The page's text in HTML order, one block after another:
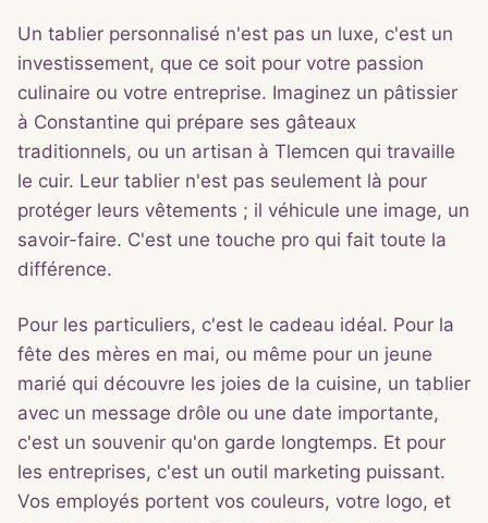
Un tablier personnalisé n'est pas un luxe, c'est un
investissement, que ce soit pour votre passion
culinaire ou votre entreprise. Imaginez un pâtissier
à Constantine qui prépare ses gâteaux
traditionnels, ou un artisan à Tlemcen qui travaille
le cuir. Leur tablier n'est pas seulement là pour
protéger leurs vêtements ; il véhicule une image, un
savoir-faire. C'est une touche pro qui fait toute la
différence.
Pour les particuliers, c'est le cadeau idéal. Pour la
fête des mères en mai, ou même pour un jeune
marié qui découvre les joies de la cuisine, un tablier
avec un message drôle ou une date importante,
c'est un souvenir qu'on garde longtemps. Et pour
les entreprises, c'est un outil marketing puissant.
Vos employés portent vos couleurs, votre logo, et